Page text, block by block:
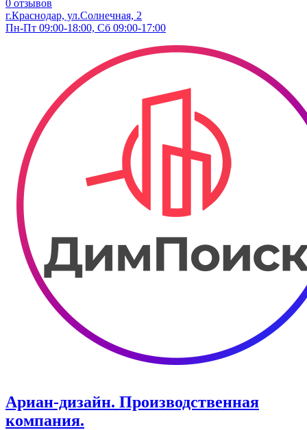
0 отзывов
г.Краснодар, ул.Солнечная, 2
Пн-Пт 09:00-18:00, Сб 09:00-17:00
Ариан-дизайн. ​Производственная
компания.